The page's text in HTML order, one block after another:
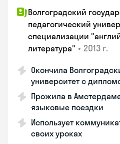
Волгоградский
педагогический
специализации
литература" • 2013 г.
Окончила
университет с
Прожила в
языковые поездки
Использует
своих уроках